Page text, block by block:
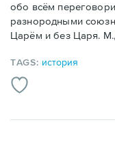
обо всём
разнородными
Царём и без Царя.
TAGS: история